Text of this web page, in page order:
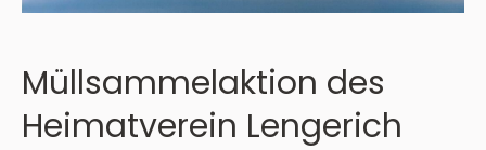
Müllsammelaktion des
Heimatverein Lengerich